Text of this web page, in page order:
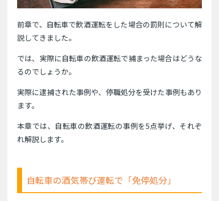
前章で、自転車で飲酒運転をした場合の罰則について解
説してきました。
では、実際に自転車の飲酒運転で捕まった場合はどうな
るのでしょうか。
実際に逮捕された事例や、停職処分を受けた事例もあり
ます。
本章では、自転車の飲酒運転の事例を5点挙げ、それぞ
れ解説します。
自転車の酒気帯び運転で「免停処分」